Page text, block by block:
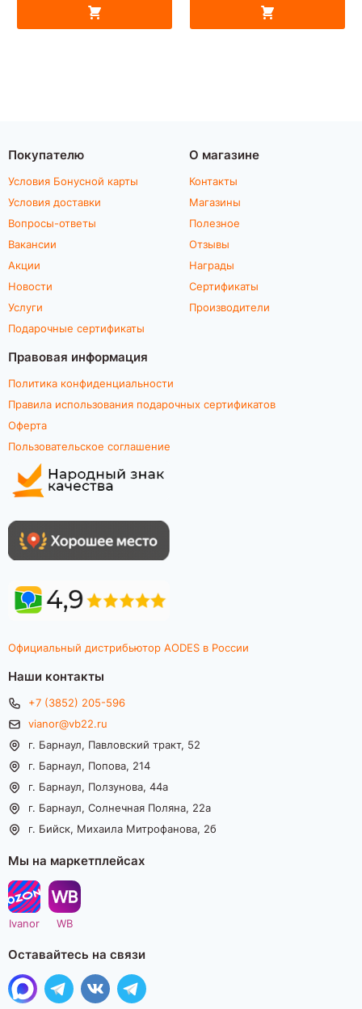
Покупателю
Условия Бонусной карты
Условия доставки
Вопросы-ответы
Вакансии
Акции
Новости
Услуги
Подарочные сертификаты
О магазине
Контакты
Магазины
Полезное
Отзывы
Награды
Сертификаты
Производители
Правовая информация
Политика конфиденциальности
Правила использования подарочных сертификатов
Оферта
Пользовательское соглашение
Официальный дистрибьютор AODES в России
Наши контакты
+7 (3852) 205-596
vianor@vb22.ru
г. Барнаул, Павловский тракт, 52
г. Барнаул, Попова, 214
г. Барнаул, Ползунова, 44а
г. Барнаул, Солнечная Поляна, 22а
г. Бийск, Михаила Митрофанова, 2б
Мы на маркетплейсах
Ivanor WB
Оставайтесь на связи